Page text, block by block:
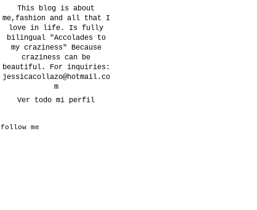
This blog is about
me,fashion and all that I
love in life. Is fully
bilingual "Accolades to
my craziness" Because
craziness can be
beautiful. For inquiries:
jessicacollazo@hotmail.co
m
Ver todo mi perfil
follow me